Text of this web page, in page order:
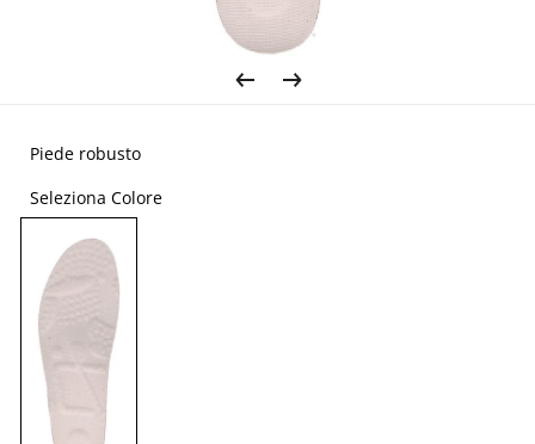
Piede robusto
Seleziona Colore